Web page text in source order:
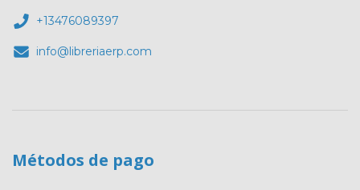
+13476089397
info@libreriaerp.com
Métodos de pago